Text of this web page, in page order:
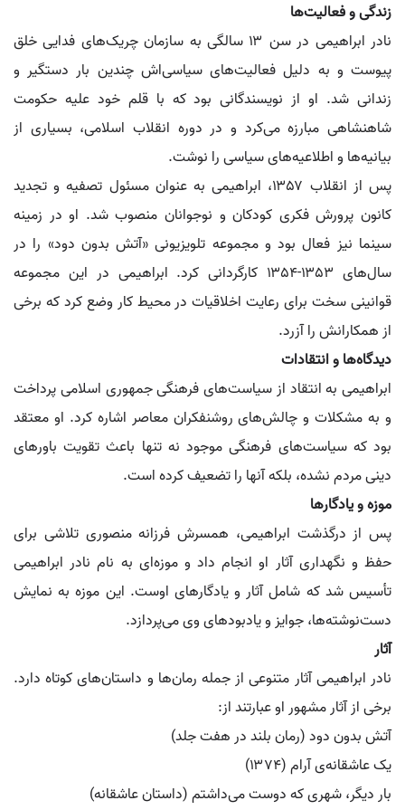
زندگی و فعالیت‌ها
نادر ابراهیمی در سن ۱۳ سالگی به سازمان چریک‌های فدایی خلق
پیوست و به دلیل فعالیت‌های سیاسی‌اش چندین بار دستگیر و
زندانی شد. او از نویسندگانی بود که با قلم خود علیه حکومت
شاهنشاهی مبارزه می‌کرد و در دوره انقلاب اسلامی، بسیاری از
بیانیه‌ها و اطلاعیه‌های سیاسی را نوشت.
پس از انقلاب ۱۳۵۷، ابراهیمی به عنوان مسئول تصفیه و تجدید
کانون پرورش فکری کودکان و نوجوانان منصوب شد. او در زمینه
سینما نیز فعال بود و مجموعه تلویزیونی «آتش بدون دود» را در
سال‌های ۱۳۵۳-۱۳۵۴ کارگردانی کرد. ابراهیمی در این مجموعه
قوانینی سخت برای رعایت اخلاقیات در محیط کار وضع کرد که برخی
از همکارانش را آزرد.
دیدگاه‌ها و انتقادات
ابراهیمی به انتقاد از سیاست‌های فرهنگی جمهوری اسلامی پرداخت
و به مشکلات و چالش‌های روشنفکران معاصر اشاره کرد. او معتقد
بود که سیاست‌های فرهنگی موجود نه تنها باعث تقویت باورهای
دینی مردم نشده، بلکه آنها را تضعیف کرده است.
موزه و یادگارها
پس از درگذشت ابراهیمی، همسرش فرزانه منصوری تلاشی برای
حفظ و نگهداری آثار او انجام داد و موزه‌ای به نام نادر ابراهیمی
تأسیس شد که شامل آثار و یادگارهای اوست. این موزه به نمایش
دست‌نوشته‌ها، جوایز و یادبودهای وی می‌پردازد.
آثار
نادر ابراهیمی آثار متنوعی از جمله رمان‌ها و داستان‌های کوتاه دارد.
برخی از آثار مشهور او عبارتند از:
آتش بدون دود (رمان بلند در هفت جلد)
یک عاشقانه‌ی آرام (۱۳۷۴)
بار دیگر، شهری که دوست می‌داشتم (داستان عاشقانه)